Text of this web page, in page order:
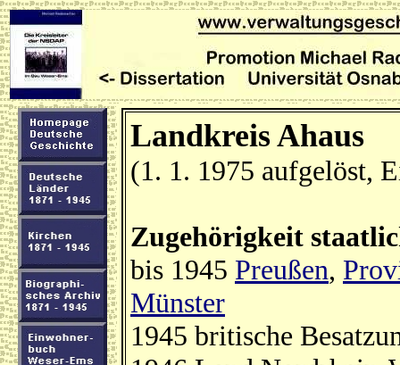
Landkreis Ahaus
(1. 1. 1975 aufgelöst,
Zugehörigkeit
bis 1945 Preußen,
Münster
1945 britische